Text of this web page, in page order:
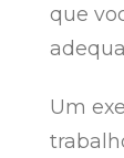
que
Um